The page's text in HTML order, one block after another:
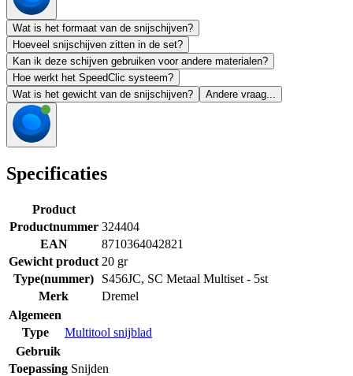
Wat is het formaat van de snijschijven?
Hoeveel snijschijven zitten in de set?
Kan ik deze schijven gebruiken voor andere materialen?
Hoe werkt het SpeedClic systeem?
Wat is het gewicht van de snijschijven?
Andere vraag...
Specificaties
Product
Productnummer 324404
EAN
8710364042821
Gewicht product 20 gr
Type(nummer)
S456JC, SC Metaal Multiset - 5st
Merk
Dremel
Algemeen
Type
Multitool snijblad
Gebruik
Toepassing Snijden